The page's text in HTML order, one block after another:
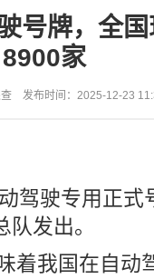
号牌，全
8900家
发布时间：2025-12-23
驾驶专用正式
发出。
着我国在自动